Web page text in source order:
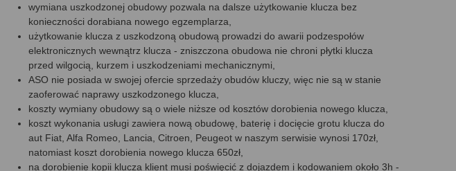
wymiana uszkodzonej obudowy pozwala na dalsze użytkowanie klucza bez
konieczności dorabiana nowego egzemplarza,
użytkowanie klucza z uszkodzoną obudową prowadzi do awarii podzespołów
elektronicznych wewnątrz klucza - zniszczona obudowa nie chroni płytki klucza
przed wilgocią, kurzem i uszkodzeniami mechanicznymi,
ASO nie posiada w swojej ofercie sprzedaży obudów kluczy, więc nie są w stanie
zaoferować naprawy uszkodzonego klucza,
koszty wymiany obudowy są o wiele niższe od kosztów dorobienia nowego klucza,
koszt wykonania usługi zawiera nową obudowę, baterię i docięcie grotu klucza do
aut Fiat, Alfa Romeo, Lancia, Citroen, Peugeot w naszym serwisie wynosi 170zł,
natomiast koszt dorobienia nowego klucza 650zł,
na dorobienie kopii klucza klient musi poświęcić z dojazdem i kodowaniem około 3h -